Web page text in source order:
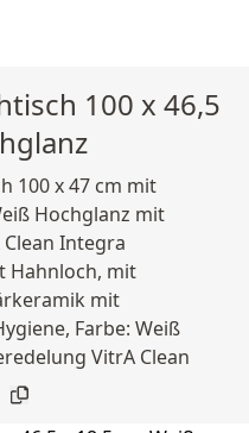
100 x 46,5
100 x 47 cm mit
Hochglanz mit
Integra
Hahnloch, mit
mit
Farbe: Weiß
VitrA Clean